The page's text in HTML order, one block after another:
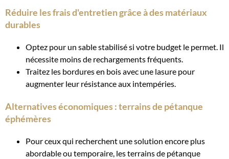
Réduire les frais d'entretien grâce à des matériaux
durables
Optez pour un sable stabilisé si votre budget le permet. Il
nécessite moins de rechargements fréquents.
Traitez les bordures en bois avec une lasure pour
augmenter leur résistance aux intempéries.
Alternatives économiques : terrains de pétanque
éphémères
Pour ceux qui recherchent une solution encore plus
abordable ou temporaire, les terrains de pétanque